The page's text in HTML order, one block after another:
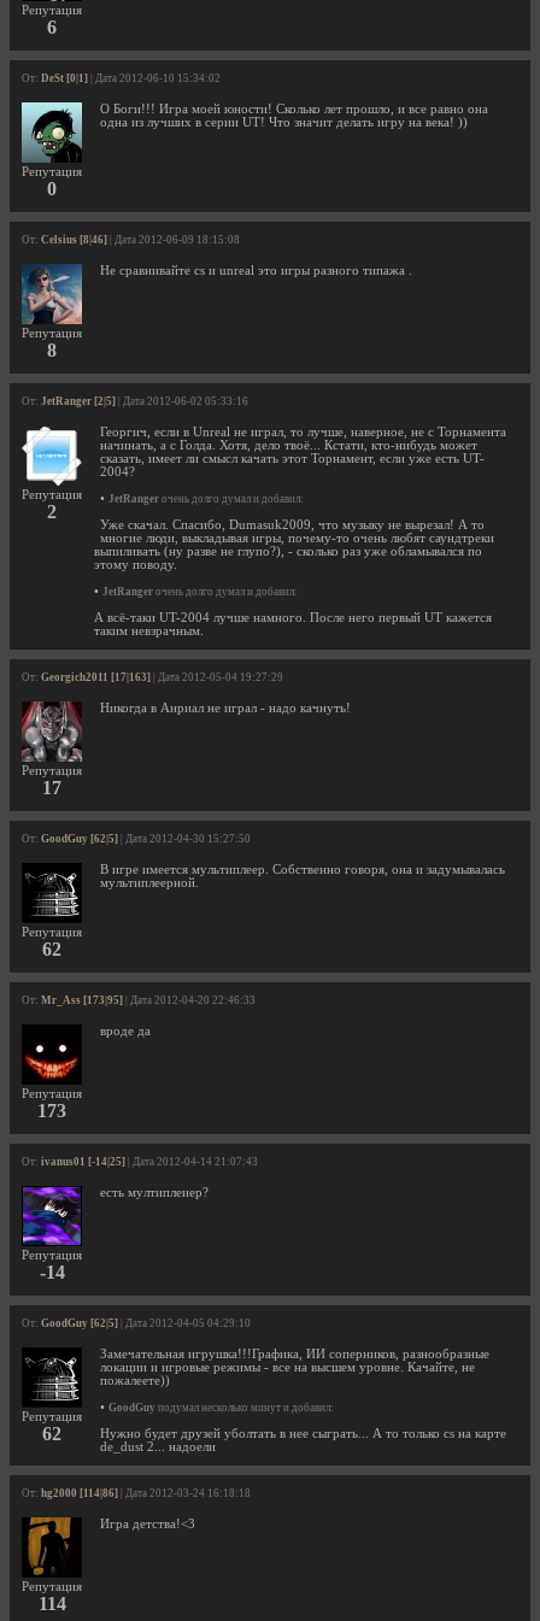
Репутация
6
От: DeSt [0|1] | Дата 2012-06-10 15:34:02
Репутация
0
О Боги!!! Игра моей юности! Сколько лет прошло, и все равно она
одна из лучших в серии UТ! Что значит делать игру на века! ))
От: Celsius [8|46] | Дата 2012-06-09 18:15:08
Репутация
8
Не сравнивайте cs и unreal это игры разного типажа .
От: JetRanger [2|5] | Дата 2012-06-02 05:33:16
Репутация
2
Георгич, если в Unreal не играл, то лучше, наверное, не с Торнамента
начинать, а с Голда. Хотя, дело твоё... Кстати, кто-нибудь может
сказать, имеет ли смысл качать этот Торнамент, если уже есть UT-
2004?
• JetRanger очень долго думал и добавил:
Уже скачал. Спасибо, Dumasuk2009, что музыку не вырезал! А то
многие люди, выкладывая игры, почему-то очень любят саундтреки
выпиливать (ну разве не глупо?), - сколько раз уже обламывался по
этому поводу.
• JetRanger очень долго думал и добавил:
А всё-таки UT-2004 лучше намного. После него первый UT кажется
таким невзрачным.
От: Georgich2011 [17|163] | Дата 2012-05-04 19:27:29
Репутация
17
Никогда в Анриал не играл - надо качнуть!
От: GoodGuy [62|5] | Дата 2012-04-30 15:27:50
Репутация
62
В игре имеется мультиплеер. Собственно говоря, она и задумывалась
мультиплеерной.
От: Mr_Ass [173|95] | Дата 2012-04-20 22:46:33
Репутация
173
вроде да
От: ivanus01 [-14|25] | Дата 2012-04-14 21:07:43
Репутация
-14
есть мултиплеиер?
От: GoodGuy [62|5] | Дата 2012-04-05 04:29:10
Репутация
62
Замечательная игрушка!!!Графика, ИИ соперников, разнообразные
локации и игровые режимы - все на высшем уровне. Качайте, не
пожалеете))
• GoodGuy подумал несколько минут и добавил:
Нужно будет друзей уболтать в нее сыграть... А то только cs на карте
de_dust 2... надоели
От: hg2000 [114|86] | Дата 2012-03-24 16:18:18
Репутация
114
Игра детства!<3